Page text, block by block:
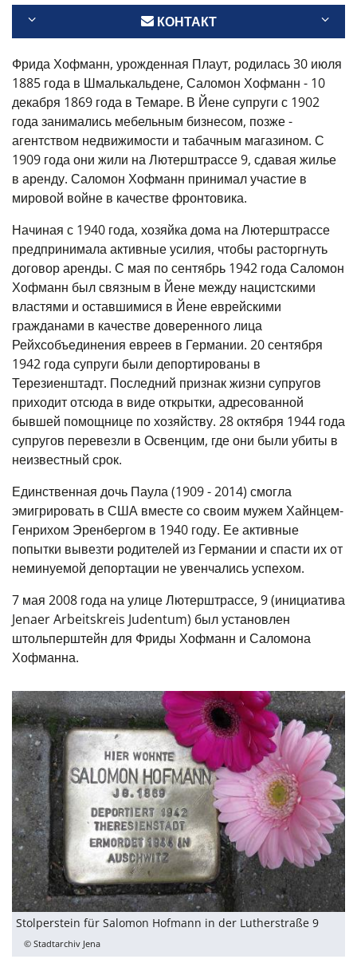
КОНТАКТ
Фрида Хофманн, урожденная Плаут, родилась 30 июля
1885 года в Шмалькальдене, Саломон Хофманн - 10
декабря 1869 года в Темаре. В Йене супруги с 1902
года занимались мебельным бизнесом, позже -
агентством недвижимости и табачным магазином. С
1909 года они жили на Лютерштрассе 9, сдавая жилье
в аренду. Саломон Хофманн принимал участие в
мировой войне в качестве фронтовика.
Начиная с 1940 года, хозяйка дома на Лютерштрассе
предпринимала активные усилия, чтобы расторгнуть
договор аренды. С мая по сентябрь 1942 года Саломон
Хофманн был связным в Йене между нацистскими
властями и оставшимися в Йене еврейскими
гражданами в качестве доверенного лица
Рейхсобъединения евреев в Германии. 20 сентября
1942 года супруги были депортированы в
Терезиенштадт. Последний признак жизни супругов
приходит отсюда в виде открытки, адресованной
бывшей помощнице по хозяйству. 28 октября 1944 года
супругов перевезли в Освенцим, где они были убиты в
неизвестный срок.
Единственная дочь Паула (1909 - 2014) смогла
эмигрировать в США вместе со своим мужем Хайнцем-
Генрихом Эренбергом в 1940 году. Ее активные
попытки вывезти родителей из Германии и спасти их от
неминуемой депортации не увенчались успехом.
7 мая 2008 года на улице Лютерштрассе, 9 (инициатива
Jenaer Arbeitskreis Judentum) был установлен
штольперштейн для Фриды Хофманн и Саломона
Хофманна.
Stolperstein für Salomon Hofmann in der Lutherstraße 9
© Stadtarchiv Jena